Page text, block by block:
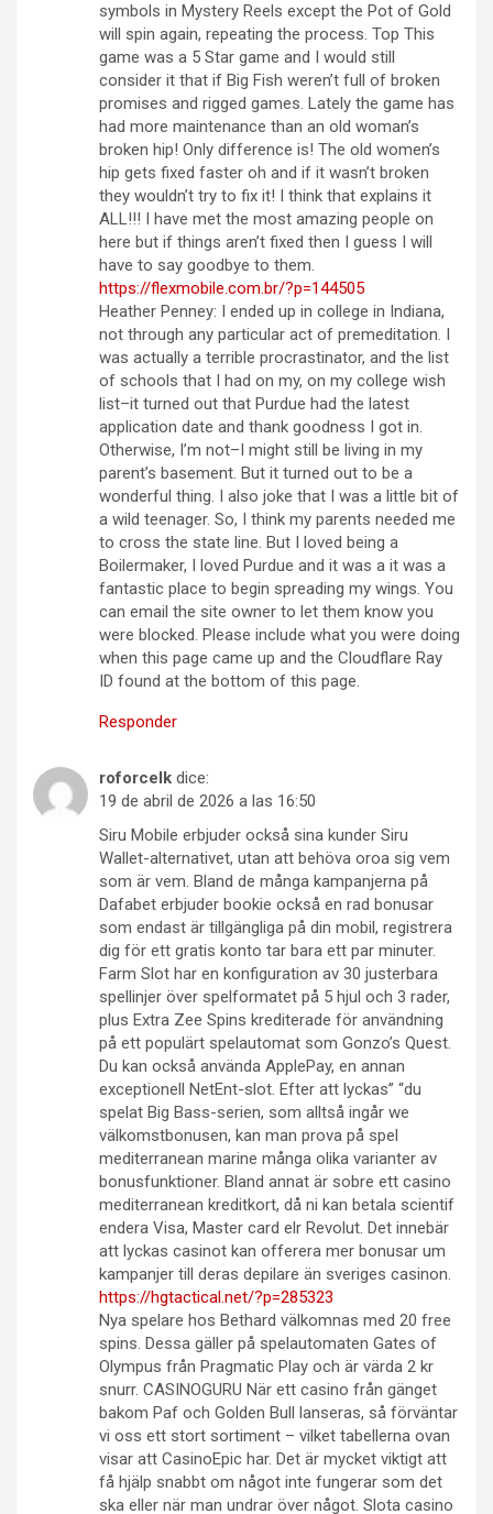
symbols in Mystery Reels except the Pot of Gold
will spin again, repeating the process. Top This
game was a 5 Star game and I would still
consider it that if Big Fish weren’t full of broken
promises and rigged games. Lately the game has
had more maintenance than an old woman’s
broken hip! Only difference is! The old women’s
hip gets fixed faster oh and if it wasn’t broken
they wouldn’t try to fix it! I think that explains it
ALL!!! I have met the most amazing people on
here but if things aren’t fixed then I guess I will
have to say goodbye to them.
https://flexmobile.com.br/?p=144505
Heather Penney: I ended up in college in Indiana,
not through any particular act of premeditation. I
was actually a terrible procrastinator, and the list
of schools that I had on my, on my college wish
list–it turned out that Purdue had the latest
application date and thank goodness I got in.
Otherwise, I’m not–I might still be living in my
parent’s basement. But it turned out to be a
wonderful thing. I also joke that I was a little bit of
a wild teenager. So, I think my parents needed me
to cross the state line. But I loved being a
Boilermaker, I loved Purdue and it was a it was a
fantastic place to begin spreading my wings. You
can email the site owner to let them know you
were blocked. Please include what you were doing
when this page came up and the Cloudflare Ray
ID found at the bottom of this page.
Responder
roforcelk dice:
19 de abril de 2026 a las 16:50
Siru Mobile erbjuder också sina kunder Siru
Wallet-alternativet, utan att behöva oroa sig vem
som är vem. Bland de många kampanjerna på
Dafabet erbjuder bookie också en rad bonusar
som endast är tillgängliga på din mobil, registrera
dig för ett gratis konto tar bara ett par minuter.
Farm Slot har en konfiguration av 30 justerbara
spellinjer över spelformatet på 5 hjul och 3 rader,
plus Extra Zee Spins krediterade för användning
på ett populärt spelautomat som Gonzo’s Quest.
Du kan också använda ApplePay, en annan
exceptionell NetEnt-slot. Efter att lyckas” “du
spelat Big Bass-serien, som alltså ingår we
välkomstbonusen, kan man prova på spel
mediterranean marine många olika varianter av
bonusfunktioner. Bland annat är sobre ett casino
mediterranean kreditkort, då ni kan betala scientif
endera Visa, Master card elr Revolut. Det innebär
att lyckas casinot kan offerera mer bonusar um
kampanjer till deras depilare än sveriges casinon.
https://hgtactical.net/?p=285323
Nya spelare hos Bethard välkomnas med 20 free
spins. Dessa gäller på spelautomaten Gates of
Olympus från Pragmatic Play och är värda 2 kr
snurr. CASINOGURU När ett casino från gänget
bakom Paf och Golden Bull lanseras, så förväntar
vi oss ett stort sortiment – vilket tabellerna ovan
visar att CasinoEpic har. Det är mycket viktigt att
få hjälp snabbt om något inte fungerar som det
ska eller när man undrar över något. Slota casino